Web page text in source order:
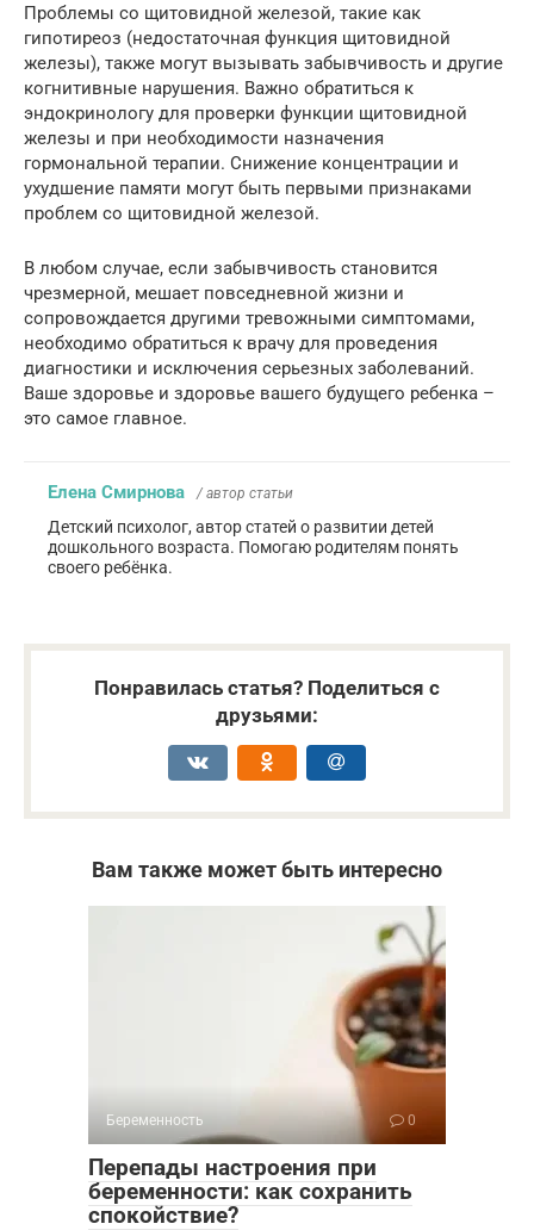
Проблемы со щитовидной железой, такие как
гипотиреоз (недостаточная функция щитовидной
железы), также могут вызывать забывчивость и другие
когнитивные нарушения. Важно обратиться к
эндокринологу для проверки функции щитовидной
железы и при необходимости назначения
гормональной терапии. Снижение концентрации и
ухудшение памяти могут быть первыми признаками
проблем со щитовидной железой.
В любом случае, если забывчивость становится
чрезмерной, мешает повседневной жизни и
сопровождается другими тревожными симптомами,
необходимо обратиться к врачу для проведения
диагностики и исключения серьезных заболеваний.
Ваше здоровье и здоровье вашего будущего ребенка –
это самое главное.
Елена Смирнова / автор статьи
Детский психолог, автор статей о развитии детей
дошкольного возраста. Помогаю родителям понять
своего ребёнка.
Понравилась статья? Поделиться с
друзьями:
Вам также может быть интересно
Беременность 0
Перепады настроения при
беременности: как сохранить
спокойствие?